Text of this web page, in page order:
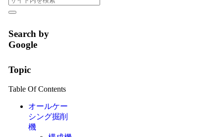
Search by
Google
Topic
Table Of Contents
オールケー
シング掘削
機